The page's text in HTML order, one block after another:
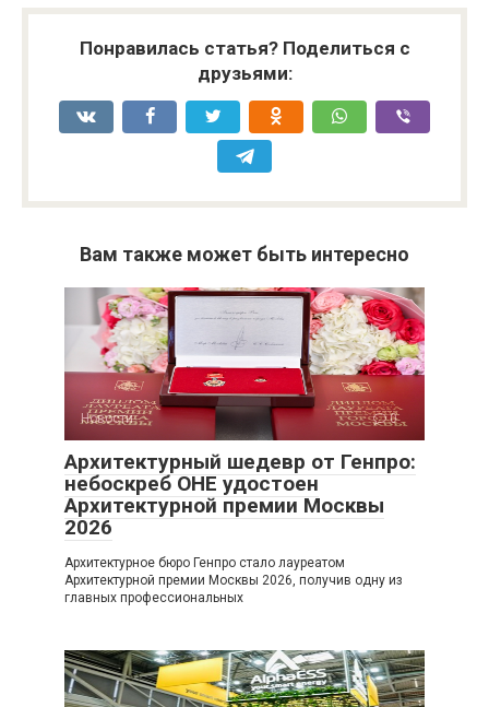
Понравилась статья? Поделиться с
друзьями:
Вам также может быть интересно
Новости 0
Архитектурный шедевр от Генпро:
небоскреб ОНЕ удостоен
Архитектурной премии Москвы
2026
Архитектурное бюро Генпро стало лауреатом
Архитектурной премии Москвы 2026, получив одну из
главных профессиональных